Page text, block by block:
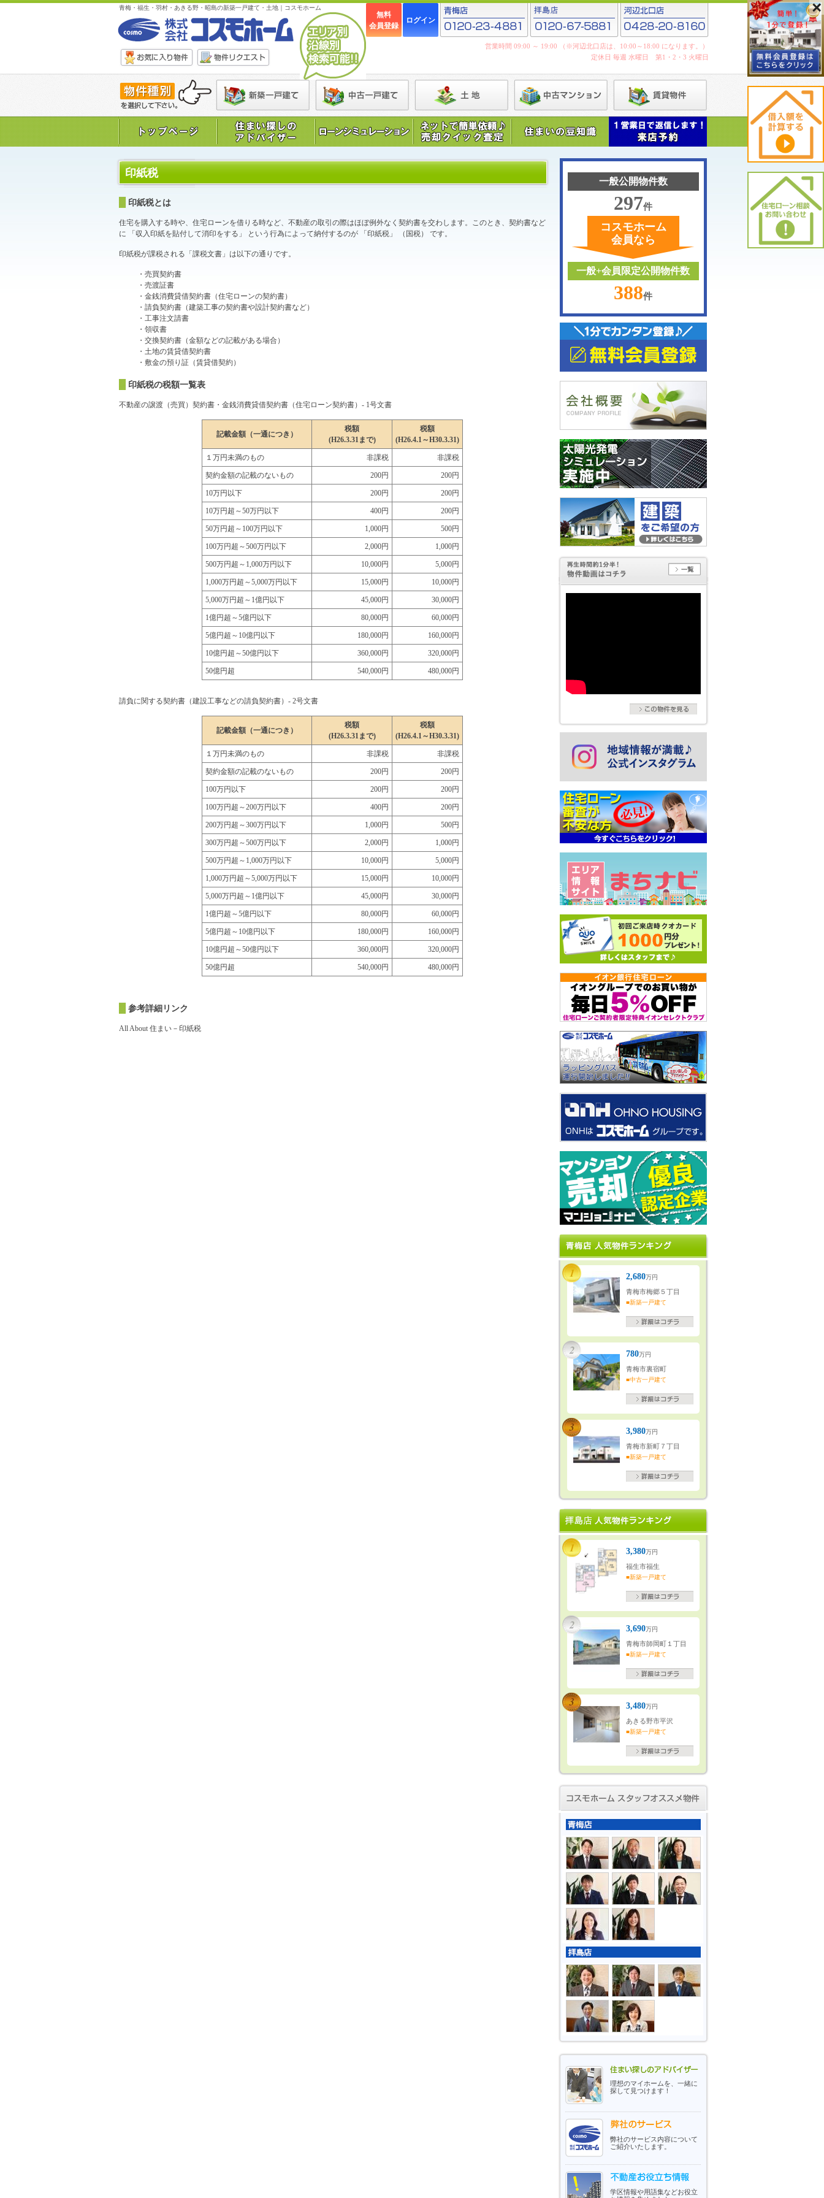
青梅・福生・羽村・あきる野・昭島の新築一戸建て・土地｜コスモホーム
無料
会員登録
ログイン
営業時間 09:00 ～ 19:00 （※河辺北口店は、10:00～18:00 になります。）
定休日 毎週 水曜日 第1・2・3 火曜日
印紙税
印紙税とは
住宅を購入する時や、住宅ローンを借りる時など、不動産の取引の際はほぼ例外なく契約書を交わします。このとき、契約書など
に 「収入印紙を貼付して消印をする」 という行為によって納付するのが 「印紙税」 （国税） です。
印紙税が課税される「課税文書」は以下の通りです。
・売買契約書
・売渡証書
・金銭消費貸借契約書（住宅ローンの契約書）
・請負契約書（建築工事の契約書や設計契約書など）
・工事注文請書
・領収書
・交換契約書（金額などの記載がある場合）
・土地の賃貸借契約書
・敷金の預り証（賃貸借契約）
印紙税の税額一覧表
不動産の譲渡（売買）契約書・金銭消費貸借契約書（住宅ローン契約書）- 1号文書
記載金額（一通につき）
税額
(H26.3.31まで)
税額
(H26.4.1～H30.3.31)
１万円未満のもの 非課税 非課税
契約金額の記載のないもの 200円 200円
10万円以下 200円 200円
10万円超～50万円以下 400円 200円
50万円超～100万円以下 1,000円 500円
100万円超～500万円以下 2,000円 1,000円
500万円超～1,000万円以下 10,000円 5,000円
1,000万円超～5,000万円以下 15,000円 10,000円
5,000万円超～1億円以下 45,000円 30,000円
1億円超～5億円以下 80,000円 60,000円
5億円超～10億円以下 180,000円 160,000円
10億円超～50億円以下 360,000円 320,000円
50億円超 540,000円 480,000円
請負に関する契約書（建設工事などの請負契約書）- 2号文書
記載金額（一通につき）
税額
(H26.3.31まで)
税額
(H26.4.1～H30.3.31)
１万円未満のもの 非課税 非課税
契約金額の記載のないもの 200円 200円
100万円以下 200円 200円
100万円超～200万円以下 400円 200円
200万円超～300万円以下 1,000円 500円
300万円超～500万円以下 2,000円 1,000円
500万円超～1,000万円以下 10,000円 5,000円
1,000万円超～5,000万円以下 15,000円 10,000円
5,000万円超～1億円以下 45,000円 30,000円
1億円超～5億円以下 80,000円 60,000円
5億円超～10億円以下 180,000円 160,000円
10億円超～50億円以下 360,000円 320,000円
50億円超 540,000円 480,000円
参考詳細リンク
All About 住まい－印紙税
一般公開物件数
297件
コスモホーム
会員なら
一般+会員限定公開物件数
388件
2,680万円
青梅市梅郷５丁目
■新築一戸建て
780万円
青梅市裏宿町
■中古一戸建て
3,980万円
青梅市新町７丁目
■新築一戸建て
3,380万円
福生市福生
■新築一戸建て
3,690万円
青梅市師岡町１丁目
■新築一戸建て
3,480万円
あきる野市平沢
■新築一戸建て
理想のマイホームを、一緒に
探して見つけます！
弊社のサービス内容について
ご紹介いたします。
学区情報や用語集などお役立